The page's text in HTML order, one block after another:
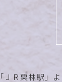
ＪＲ栗林駅」